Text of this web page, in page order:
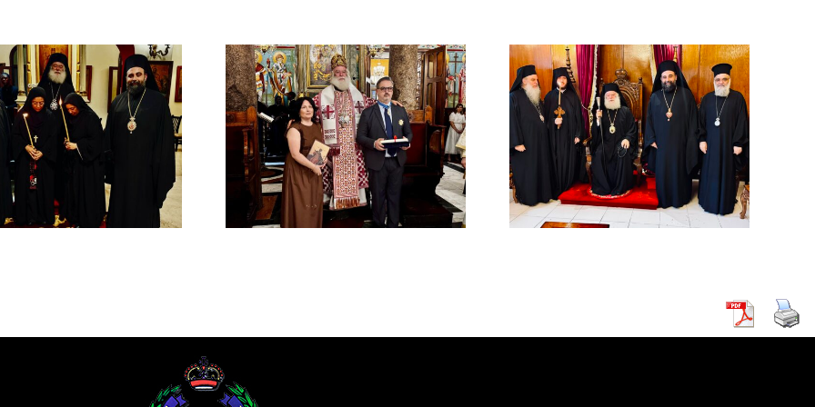
Νέος Αρχιμανδρίτης
και Πατριαρχική Τιμή
στον Γενικό Πρόξενο
Αλεξανδρείας
Νέος Μοναχός στο
Πατριαρχείο
Αλεξανδρείας